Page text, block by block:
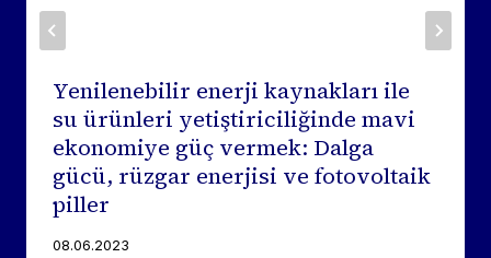
Yenilenebilir enerji kaynakları ile
su ürünleri yetiştiriciliğinde mavi
ekonomiye güç vermek: Dalga
gücü, rüzgar enerjisi ve fotovoltaik
piller
08.06.2023